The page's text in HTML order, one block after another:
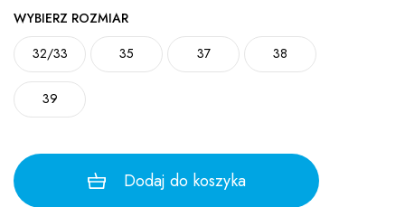
WYBIERZ ROZMIAR
32/33
35 37 38
39
Dodaj do koszyka